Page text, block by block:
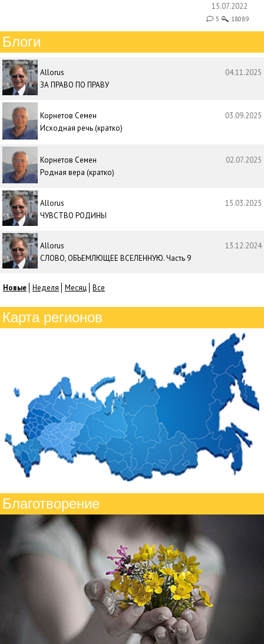
15.07.2022
5 18089
Блоги
Allorus
04.11.2025
ЗА ПРАВО ПО ПРАВУ
Корнетов Семен
03.09.2025
Исходная речь (кратко)
Корнетов Семен
02.07.2025
Родная вера (кратко)
Allorus
15.03.2025
ЧУВСТВО РОДИНЫ
Allorus
13.12.2024
СЛОВО, ОБЪЕМЛЮЩЕЕ ВСЕЛЕННУЮ. Часть 9
Новые Неделя Месяц Все
Карта регионов
Благотворение